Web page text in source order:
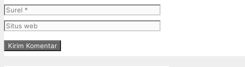
Surel
Situs
web